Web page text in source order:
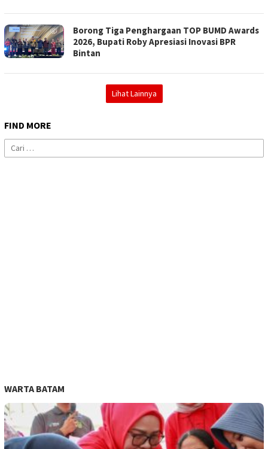
Borong Tiga Penghargaan TOP BUMD Awards
2026, Bupati Roby Apresiasi Inovasi BPR
Bintan
Lihat Lainnya
FIND MORE
Cari
untuk:
WARTA BATAM